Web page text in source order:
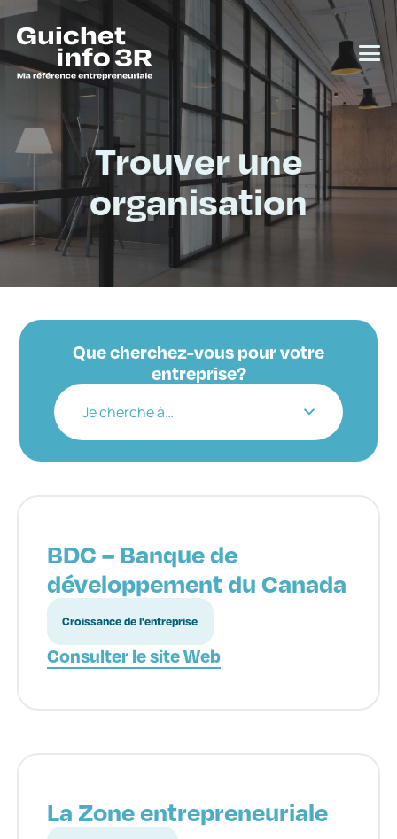
Trouver une
organisation
Que cherchez-vous pour votre
entreprise?
Je cherche à…
BDC – Banque de
développement du Canada
Croissance de l'entreprise
Consulter le site Web
La Zone entrepreneuriale